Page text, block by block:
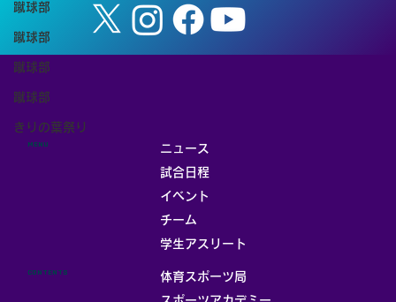
蹴球部
蹴球部
蹴球部
蹴球部
きりの葉祭り
ニュース
試合日程
イベント
チーム
学生アスリート
MENU
体育スポーツ局
CONTENTS